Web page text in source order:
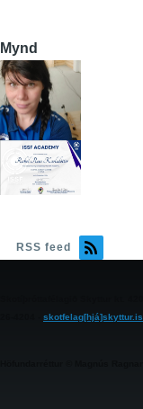
Mynd
RSS feed
skotfelag[hjá]skyttur.is